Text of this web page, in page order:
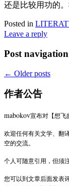
还是比较用功的
Posted in
Leave a reply
Post navigation
← Older posts
作者公告
mabokov宣布对【想飞
欢迎任何有关文学、翻
空的交流。
个人可随意引用，但须
您可以到文章后面发表